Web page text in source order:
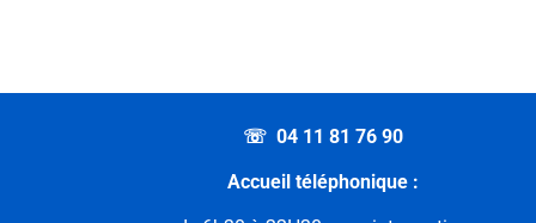
☏ 04 11 81 76 90
Accueil téléphonique :